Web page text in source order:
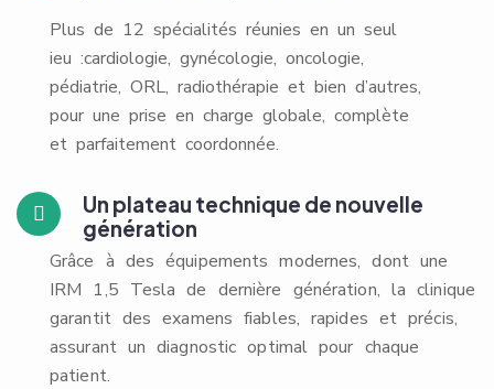
Plus de 12 spécialités réunies en un seul
ieu :cardiologie, gynécologie, oncologie,
pédiatrie, ORL, radiothérapie et bien d’autres,
pour une prise en charge globale, complète
et parfaitement coordonnée.
Un plateau technique de nouvelle
génération
Grâce à des équipements modernes, dont une
IRM 1,5 Tesla de dernière génération, la clinique
garantit des examens fiables, rapides et précis,
assurant un diagnostic optimal pour chaque
patient.